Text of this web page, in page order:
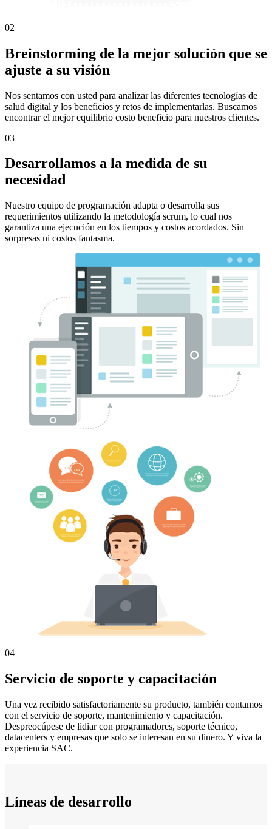
02
Breinstorming de la mejor solución que se
ajuste a su visión
Nos sentamos con usted para analizar las diferentes tecnologías de
salud digital y los beneficios y retos de implementarlas. Buscamos
encontrar el mejor equilibrio costo beneficio para nuestros clientes.
03
Desarrollamos a la medida de su
necesidad
Nuestro equipo de programación adapta o desarrolla sus
requerimientos utilizando la metodología scrum, lo cual nos
garantiza una ejecución en los tiempos y costos acordados. Sin
sorpresas ni costos fantasma.
04
Servicio de soporte y capacitación
Una vez recibido satisfactoriamente su producto, también contamos
con el servicio de soporte, mantenimiento y capacitación.
Despreocúpese de lidiar con programadores, soporte técnico,
datacenters y empresas que solo se interesan en su dinero. Y viva la
experiencia SAC.
Líneas de desarrollo